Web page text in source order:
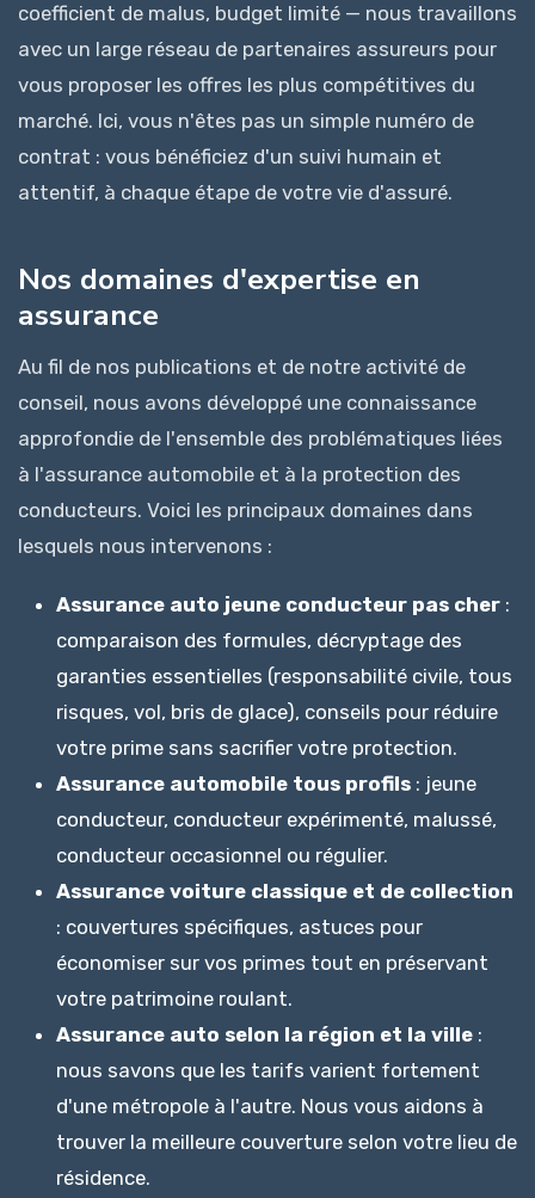
coefficient de malus, budget limité — nous travaillons
avec un large réseau de partenaires assureurs pour
vous proposer les offres les plus compétitives du
marché. Ici, vous n'êtes pas un simple numéro de
contrat : vous bénéficiez d'un suivi humain et
attentif, à chaque étape de votre vie d'assuré.
Nos domaines d'expertise en
assurance
Au fil de nos publications et de notre activité de
conseil, nous avons développé une connaissance
approfondie de l'ensemble des problématiques liées
à l'assurance automobile et à la protection des
conducteurs. Voici les principaux domaines dans
lesquels nous intervenons :
Assurance auto jeune conducteur pas cher :
comparaison des formules, décryptage des
garanties essentielles (responsabilité civile, tous
risques, vol, bris de glace), conseils pour réduire
votre prime sans sacrifier votre protection.
Assurance automobile tous profils : jeune
conducteur, conducteur expérimenté, malussé,
conducteur occasionnel ou régulier.
Assurance voiture classique et de collection
: couvertures spécifiques, astuces pour
économiser sur vos primes tout en préservant
votre patrimoine roulant.
Assurance auto selon la région et la ville :
nous savons que les tarifs varient fortement
d'une métropole à l'autre. Nous vous aidons à
trouver la meilleure couverture selon votre lieu de
résidence.